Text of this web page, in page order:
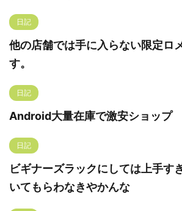
日記
他の店舗では手に入らない限定ロ
す。
日記
Android大量在庫で激安ショップ
日記
ビギナーズラックにしては上手す
いてもらわなきやかんな